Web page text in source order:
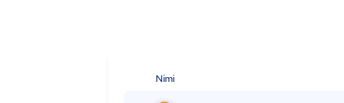
Nimi